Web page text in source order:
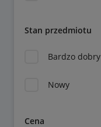
Stan przedmiotu
Bardzo dobry
Nowy
Cena